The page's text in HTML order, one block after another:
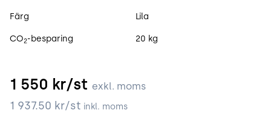
Färg Lila
CO2-besparing 20 kg
1 550 kr/st exkl. moms
1 937.50 kr/st inkl. moms